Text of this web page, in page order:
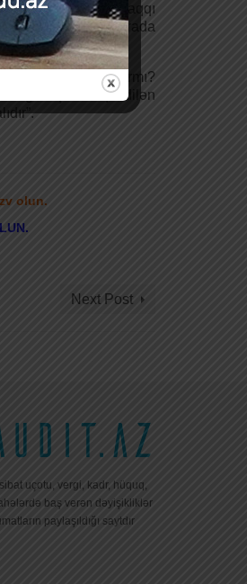
tərəfdən isə haqqı
Buna görə də burada
orada uçot varmı?
güzəşt tətbiq edilən
olun.
Next Post
uçotu, vergi, kadr, hüquq,
baş verən dəyişikliklər
paylaşıldığı saytdır